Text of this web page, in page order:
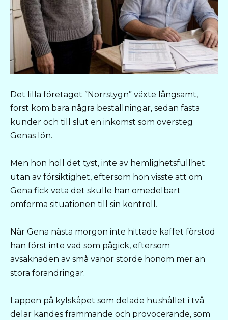
Det lilla företaget ”Norrstygn” växte långsamt,
först kom bara några beställningar, sedan fasta
kunder och till slut en inkomst som översteg
Genas lön.
Men hon höll det tyst, inte av hemlighetsfullhet
utan av försiktighet, eftersom hon visste att om
Gena fick veta det skulle han omedelbart
omforma situationen till sin kontroll.
När Gena nästa morgon inte hittade kaffet förstod
han först inte vad som pågick, eftersom
avsaknaden av små vanor störde honom mer än
stora förändringar.
Lappen på kylskåpet som delade hushållet i två
delar kändes främmande och provocerande, som